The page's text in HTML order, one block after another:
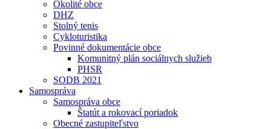
Okolité obce
DHZ
Stolný tenis
Cykloturistika
Povinné dokumentácie obce
Komunitný plán sociálnych služieb
PHSR
SODB 2021
Samospráva
Samospráva obce
Štatút a rokovací poriadok
Obecné zastupiteľstvo